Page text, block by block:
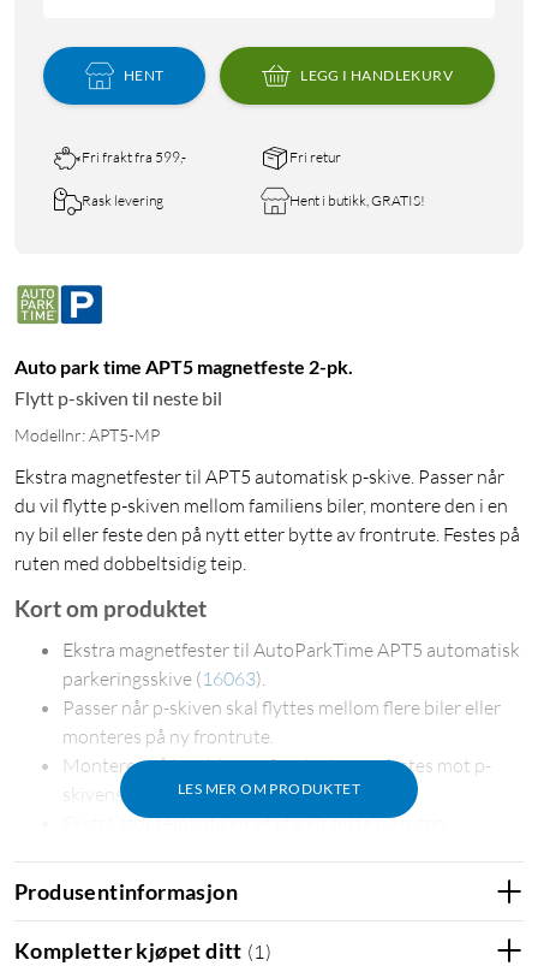
HENT LEGG I HANDLEKURV
Fri frakt fra 599,- Fri retur
Rask levering Hent i butikk, GRATIS!
Auto park time APT5 magnetfeste 2-pk.
Flytt p-skiven til neste bil
Modellnr: APT5-MP
Ekstra magnetfester til APT5 automatisk p-skive. Passer når
du vil flytte p-skiven mellom familiens biler, montere den i en
ny bil eller feste den på nytt etter bytte av frontrute. Festes på
ruten med dobbeltsidig teip.
LES MER OM PRODUKTET
Kort om produktet
Ekstra magnetfester til AutoParkTime APT5 automatisk
parkeringsskive (16063).
Passer når p-skiven skal flyttes mellom flere biler eller
monteres på ny frontrute.
Monteres på innsiden av frontruten og festes mot p-
skivens integrerte magneter.
Ekstra stor teipflate gir et stabilt feste på ruten.
Ekstra magnetfester gjør det enkelt å fortsette å bruke
AutoParkTime APT5 når du har kjøpt ny bil, fått skiftet en
Produsentinformasjon
Kompletter kjøpet ditt (1 )